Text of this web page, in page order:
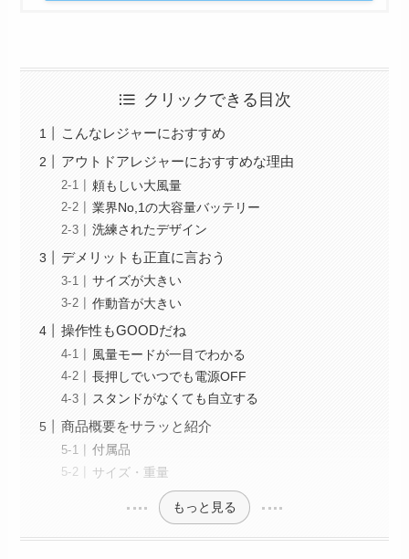
クリックできる目次
こんなレジャーにおすすめ
アウトドアレジャーにおすすめな理由
頼もしい大風量
業界No,1の大容量バッテリー
洗練されたデザイン
デメリットも正直に言おう
サイズが大きい
作動音が大きい
操作性もGOODだね
風量モードが一目でわかる
長押しでいつでも電源OFF
スタンドがなくても自立する
商品概要をサラッと紹介
付属品
サイズ・重量
もっと見る